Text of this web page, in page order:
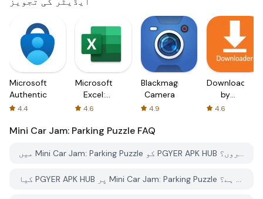
Microsoft
Authenticator
4.4
Microsoft
Excel:
Spreadsheets
4.6
Blackmagic
Camera
4.9
Downloader
by
AFTVnews
4.6
Mini Car Jam: Parking Puzzle FAQ
میں Mini Car Jam: Parking Puzzle کو PGYER APK HUB سے کیسے ڈاؤن لوڈ کروں؟
کیا PGYER APK HUB پر Mini Car Jam: Parking Puzzle کو مفت ڈاؤن لوڈ کرنے کی اجازت ہے؟